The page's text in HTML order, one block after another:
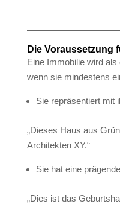
Die Voraussetzung
Eine Immobilie wird
wenn sie mindestens
Sie repräsentiert mit
„Dieses Haus aus
Architekten XY.“
Sie hat eine
„Dies ist das